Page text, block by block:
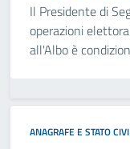
Il Presidente di
operazioni
all'Albo è
ANAGRAFE E STATO